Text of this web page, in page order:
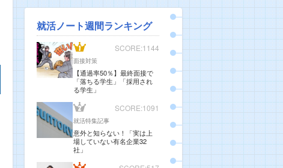
就活ノート週間ランキング
SCORE:1144
面接対策
【通過率50％】最終面接で
「落ちる学生」「採用され
る学生」
SCORE:1091
就活特集記事
意外と知らない！「実は上
場していない有名企業32
社」